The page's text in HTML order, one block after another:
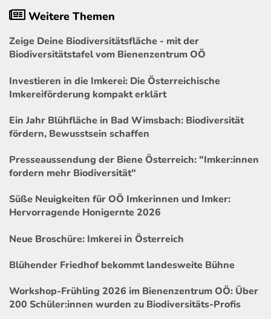
Weitere Themen
Zeige Deine Biodiversitätsfläche - mit der
Biodiversitätstafel vom Bienenzentrum OÖ
Investieren in die Imkerei: Die Österreichische
Imkereiförderung kompakt erklärt
Ein Jahr Blühfläche in Bad Wimsbach: Biodiversität
fördern, Bewusstsein schaffen
Presseaussendung der Biene Österreich: "Imker:innen
fordern mehr Biodiversität"
Süße Neuigkeiten für OÖ Imkerinnen und Imker:
Hervorragende Honigernte 2026
Neue Broschüre: Imkerei in Österreich
Blühender Friedhof bekommt landesweite Bühne
Workshop-Frühling 2026 im Bienenzentrum OÖ: Über
200 Schüler:innen wurden zu Biodiversitäts-Profis